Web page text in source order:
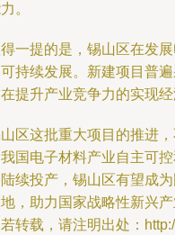
。
一提的是，锡山区在发
持续发展。新建项目普
提升产业竞争力的实现
区这批重大项目的推进
国电子材料产业自主可
续投产，锡山区有望成
，助力国家战略性新兴产
转载，请注明出处：